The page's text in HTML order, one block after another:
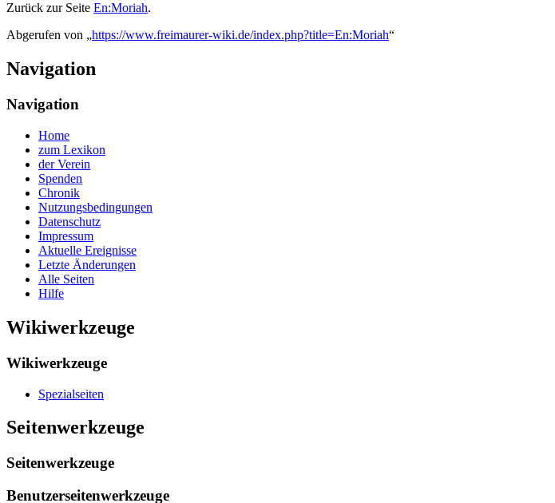
Zurück zur Seite En:Moriah.
Abgerufen von „https://www.freimaurer-wiki.de/index.php?title=En:Moriah“
Navigation
Navigation
Home
zum Lexikon
der Verein
Spenden
Chronik
Nutzungsbedingungen
Datenschutz
Impressum
Aktuelle Ereignisse
Letzte Änderungen
Alle Seiten
Hilfe
Wikiwerkzeuge
Wikiwerkzeuge
Spezialseiten
Seitenwerkzeuge
Seitenwerkzeuge
Benutzerseitenwerkzeuge